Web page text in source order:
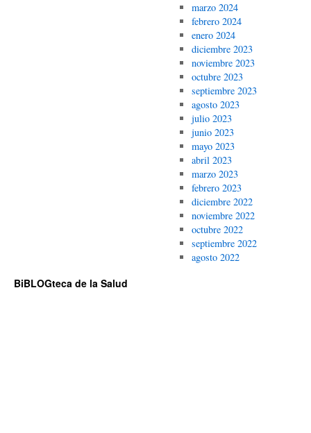
marzo 2024
febrero 2024
enero 2024
diciembre 2023
noviembre 2023
octubre 2023
septiembre 2023
agosto 2023
julio 2023
junio 2023
mayo 2023
abril 2023
marzo 2023
febrero 2023
diciembre 2022
noviembre 2022
octubre 2022
septiembre 2022
agosto 2022
BiBLOGteca de la Salud